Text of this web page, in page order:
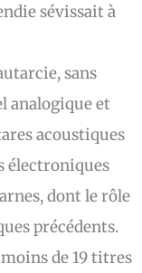
sévissait à
sans
analogique et
acoustiques
électroniques
dont le rôle
précédents.
de 19 titres